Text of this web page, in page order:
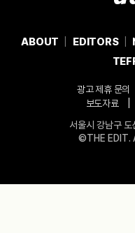
ABOUT EDITORS
광고 제휴 문의
보도자료
서울시 강남구
©THE EDIT.